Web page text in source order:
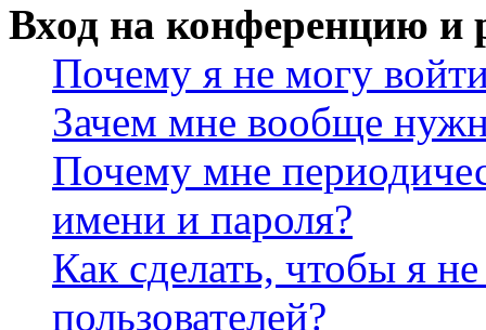
Вход на конференцию и
Почему я не могу
Зачем мне вообще
Почему мне
имени и пароля?
Как сделать, чтобы я
пользователей?